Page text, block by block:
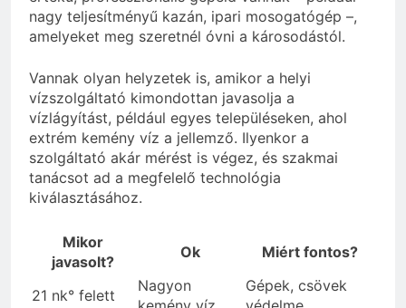
nagy teljesítményű kazán, ipari mosogatógép –,
amelyeket meg szeretnél óvni a károsodástól.
Vannak olyan helyzetek is, amikor a helyi
vízszolgáltató kimondottan javasolja a
vízlágyítást, például egyes településeken, ahol
extrém kemény víz a jellemző. Ilyenkor a
szolgáltató akár mérést is végez, és szakmai
tanácsot ad a megfelelő technológia
kiválasztásához.
Mikor
javasolt?
Ok Miért fontos?
21 nk° felett
Nagyon
Gépek, csövek